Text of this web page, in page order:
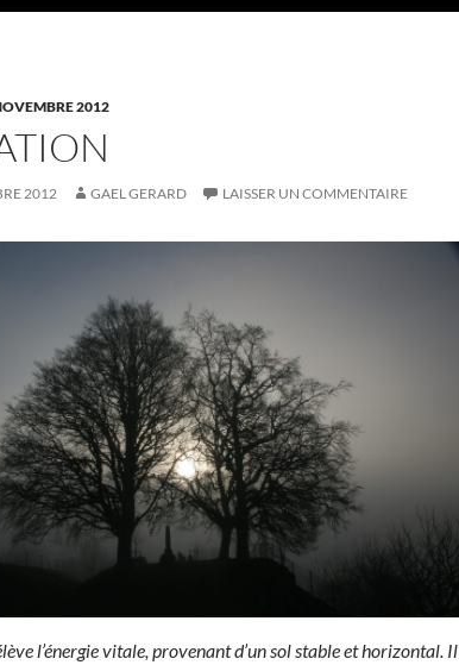
2012
2012 GAEL GERARD LAISSER UN COMMENTAIRE
l’énergie vitale, provenant d’un sol stable et horizontal. Il